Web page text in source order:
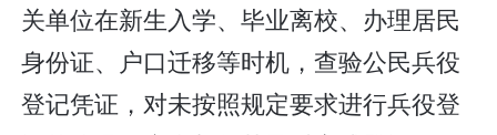
关单位在新生入学、毕业离校、办理居民
身份证、户口迁移等时机，查验公民兵役
登记凭证，对未按照规定要求进行兵役登